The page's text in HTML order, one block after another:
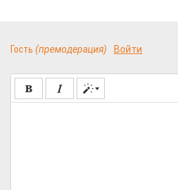
Гость (премодерация) Войти